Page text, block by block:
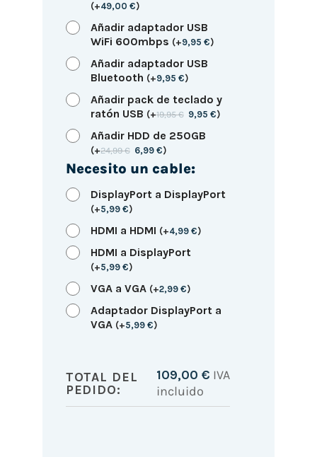
(+49,00 €)
Añadir adaptador USB
WiFi 600mbps (+9,95 €)
Añadir adaptador USB
Bluetooth (+9,95 €)
Añadir pack de teclado y
ratón USB (+19,95€ 9,95€)
Añadir HDD de 250GB
(+24,99€ 6,99€)
Necesito un cable:
DisplayPort a DisplayPort
(+5,99 €)
HDMI a HDMI (+4,99 €)
HDMI a DisplayPort
(+5,99 €)
VGA a VGA (+2,99 €)
Adaptador DisplayPort a
VGA (+5,99 €)
TOTAL DEL
PEDIDO:
109,00 € IVA
incluido